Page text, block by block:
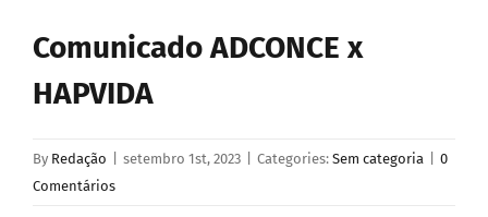
Comunicado ADCONCE x
HAPVIDA
By Redação setembro 1st, 2023 Categories: Sem categoria
0
Comentários